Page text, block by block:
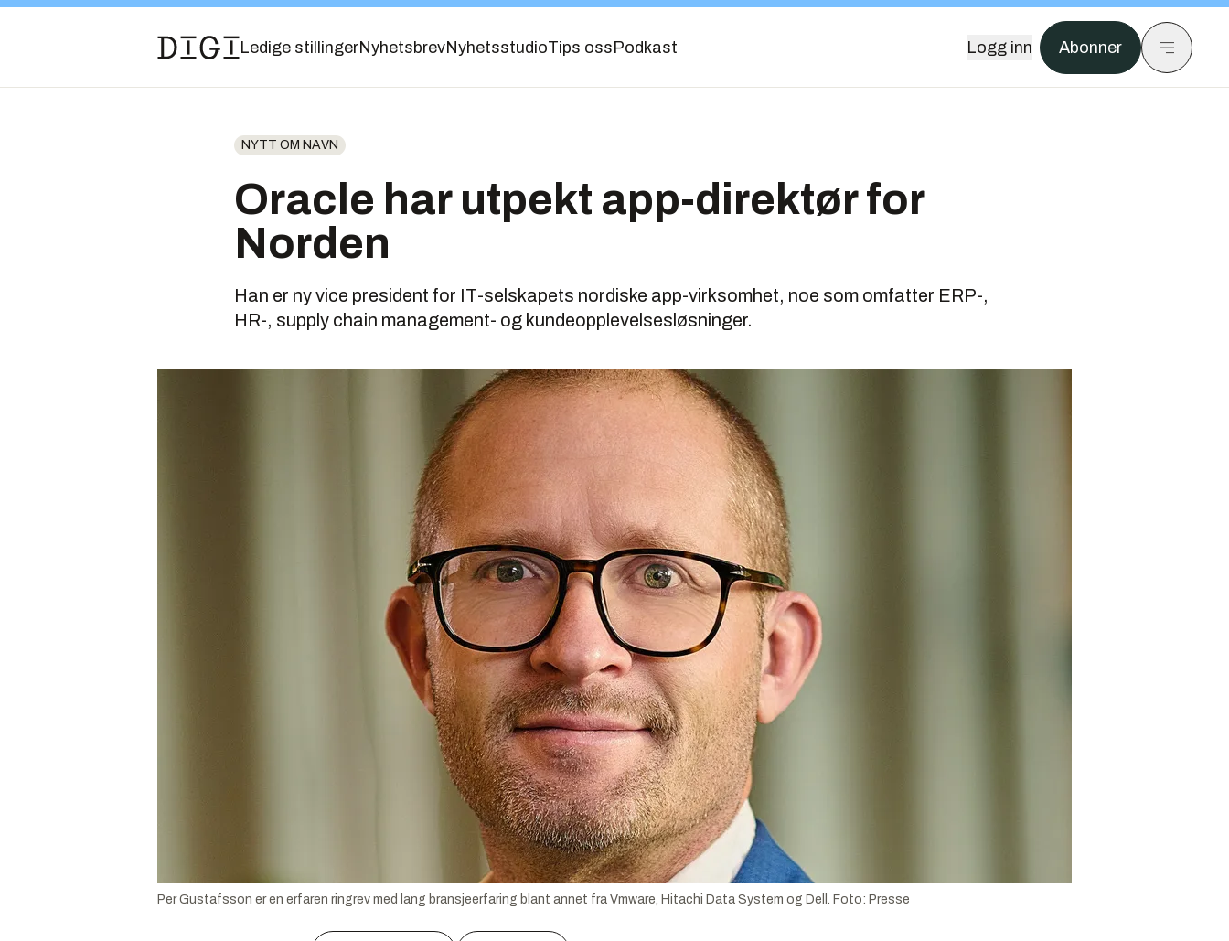
Ledige stillingerNyhetsbrevNyhetsstudioTips oss Podkast Logg inn Abonner
NYTT OM NAVN
Oracle har utpekt app-direktør for
Norden
Han er ny vice president for IT-selskapets nordiske app-virksomhet, noe som omfatter ERP-,
HR-, supply chain management- og kundeopplevelsesløsninger.
Per Gustafsson er en erfaren ringrev med lang bransjeerfaring blant annet fra Vmware, Hitachi Data System og Dell. Foto: Presse